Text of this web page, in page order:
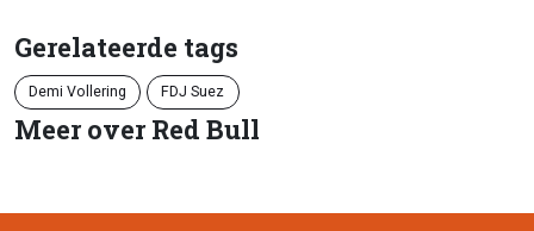
Gerelateerde tags
Demi Vollering FDJ Suez
Meer over Red Bull